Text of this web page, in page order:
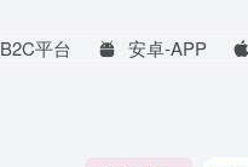
B2C平台 安卓-APP